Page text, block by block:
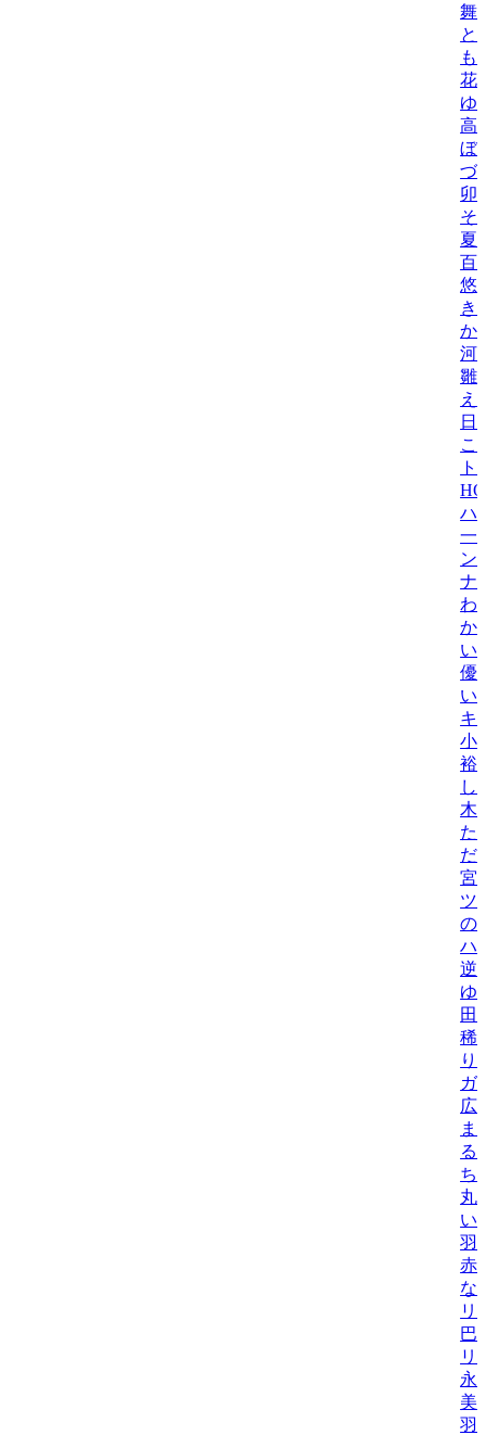
舞/
と
も
花
ゆ
高
ぼ
づ
卯
そ
夏
百/
悠/
き
か/
河
雛
え
日
こ
ト
ハ
一/
ン
ナ
わ
か/
い
優
い
キ
小
裕
し
木
た
だ
宮
ツ
の
ハ
逆
ゆ
田
稀
り
ガ
広
ま
る
ち
丸
い
羽
赤
な
リ
巴
リ
永
美
羽